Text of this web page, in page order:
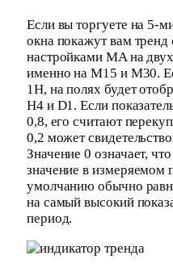
Если вы торгуете на 5-
окна покажут вам
настройками MA на
именно на M15 и M30.
1H, на полях будет
H4 и D1. Если
0,8, его считают
0,2 может
Значение 0 означает,
значение в измеряемом
умолчанию обычно
на самый высокий
период.